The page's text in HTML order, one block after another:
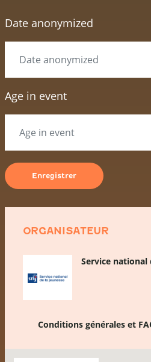
Date anonymized
Age in event
ORGANISATEUR
Service national
Conditions générales et
Passer